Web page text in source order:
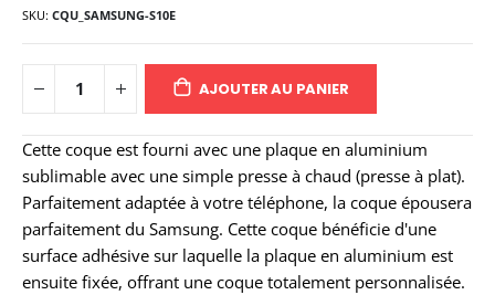
SKU CQU_SAMSUNG-S10E
AJOUTER AU PANIER
Cette coque est fourni avec une plaque en aluminium
sublimable avec une simple presse à chaud (presse à plat).
Parfaitement adaptée à votre téléphone, la coque épousera
parfaitement du Samsung. Cette coque bénéficie d'une
surface adhésive sur laquelle la plaque en aluminium est
ensuite fixée, offrant une coque totalement personnalisée.